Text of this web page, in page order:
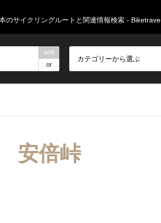
のサイクリングルートと関連情報検索 -
and
or
カテゴリーから選ぶ
安倍峠